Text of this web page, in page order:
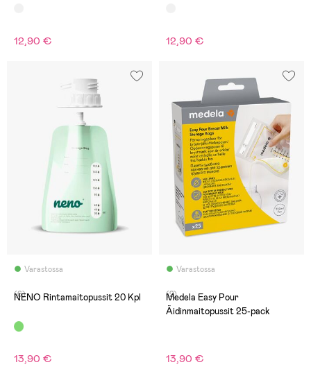
12,90 € 12,90 €
Varastossa
(6)
NENO Rintamaitopussit 20 Kpl
13,90 €
Varastossa
(2)
Medela Easy Pour
Äidinmaitopussit 25-pack
13,90 €